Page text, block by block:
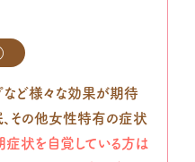
ど様々な効果が期待
、その他女性特有の症状
状を自覚している方は